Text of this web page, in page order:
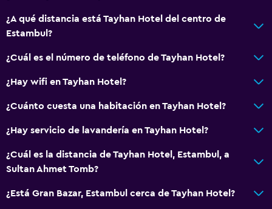
Desayuno en la habitación
Mesa de comedor
Servicio de despertador
Instalaciones para reuniones
¿A qué distancia está Tayhan Hotel del centro de
Estambul?
¿Cuál es el número de teléfono de Tayhan Hotel?
¿Hay wifi en Tayhan Hotel?
¿Cuánto cuesta una habitación en Tayhan Hotel?
¿Hay servicio de lavandería en Tayhan Hotel?
¿Cuál es la distancia de Tayhan Hotel, Estambul, a
Sultan Ahmet Tomb?
¿Está Gran Bazar, Estambul cerca de Tayhan Hotel?